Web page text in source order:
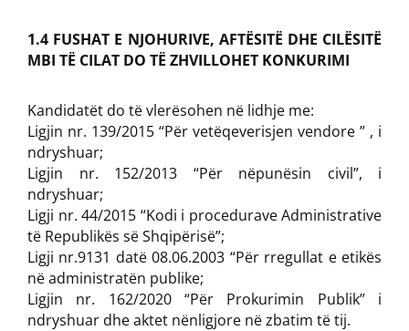
1.4 FUSHAT E NJOHURIVE, AFTËSITË DHE CILËSITË
MBI TË CILAT DO TË ZHVILLOHET KONKURIMI
Kandidatët do të vlerësohen në lidhje me:
Ligjin nr. 139/2015 “Për vetëqeverisjen vendore ” , i
ndryshuar;
Ligjin nr. 152/2013 “Për nëpunësin civil”, i
ndryshuar;
Ligji nr. 44/2015 “Kodi i procedurave Administrative
të Republikës së Shqipërisë”;
Ligji nr.9131 datë 08.06.2003 “Për rregullat e etikës
në administratën publike;
Ligjin nr. 162/2020 “Për Prokurimin Publik” i
ndryshuar dhe aktet nënligjore në zbatim të tij.